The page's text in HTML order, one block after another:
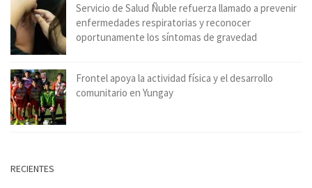
Servicio de Salud Ñuble refuerza llamado a prevenir
enfermedades respiratorias y reconocer
oportunamente los síntomas de gravedad
Frontel apoya la actividad física y el desarrollo
comunitario en Yungay
RECIENTES